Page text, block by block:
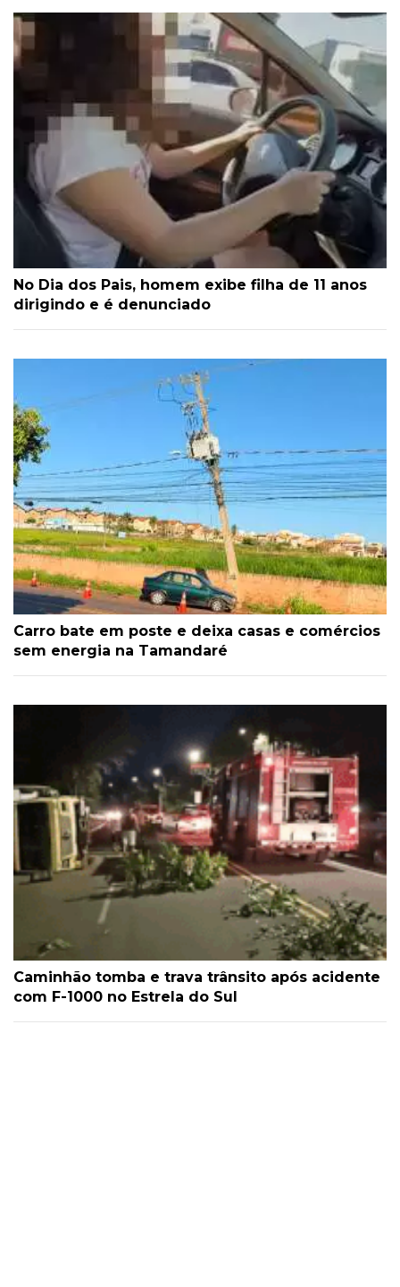
No Dia dos Pais, homem exibe filha de 11 anos
dirigindo e é denunciado
Carro bate em poste e deixa casas e comércios
sem energia na Tamandaré
Caminhão tomba e trava trânsito após acidente
com F-1000 no Estrela do Sul